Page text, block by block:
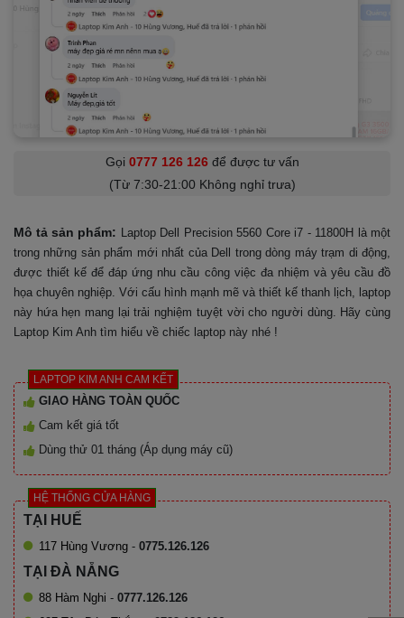
Gọi 0777 126 126để được tư vấn
(Từ 7:30-21:00 Không nghỉ trưa)
Mô tả sản phẩm: Laptop Dell Precision 5560 Core i7 - 11800H là một
trong những sản phẩm mới nhất của Dell trong dòng máy trạm di động,
được thiết kế để đáp ứng nhu cầu công việc đa nhiệm và yêu cầu đồ
họa chuyên nghiệp. Với cấu hình mạnh mẽ và thiết kế thanh lịch, laptop
này hứa hẹn mang lại trải nghiệm tuyệt vời cho người dùng. Hãy cùng
Laptop Kim Anh tìm hiểu về chiếc laptop này nhé !
LAPTOP KIM ANH CAM KẾT
GIAO HÀNG TOÀN QUỐC
Cam kết giá tốt
Dùng thử 01 tháng (Áp dụng máy cũ)
HỆ THỐNG CỬA HÀNG
TẠI HUẾ
117 Hùng Vương - 0775.126.126
TẠI ĐÀ NẴNG
88 Hàm Nghi - 0777.126.126